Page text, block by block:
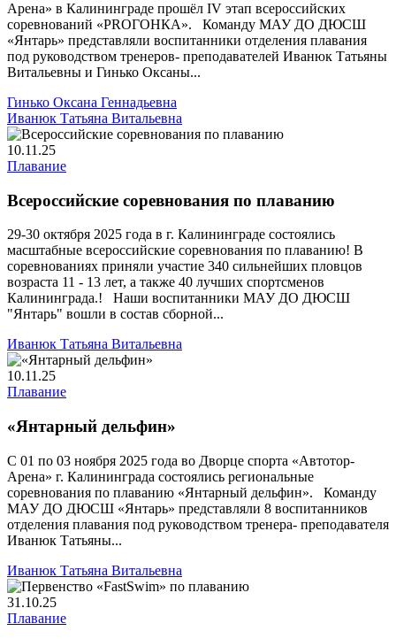
Арена» в Калининграде прошёл IV этап всероссийских
соревнований «PROГОНКА». Команду МАУ ДО ДЮСШ
«Янтарь» представляли воспитанники отделения плавания
под руководством тренеров- преподавателей Иванюк Татьяны
Витальевны и Гинько Оксаны...
Гинько Оксана Геннадьевна
Иванюк Татьяна Витальевна
10.11.25
Плавание
Всероссийские соревнования по плаванию
29-30 октября 2025 года в г. Калининграде состоялись
масштабные всероссийские соревнования по плаванию! В
соревнованиях приняли участие 340 сильнейших пловцов
возраста 11 - 13 лет, а также 40 лучших спортсменов
Калининграда.! Наши воспитанники МАУ ДО ДЮСШ
"Янтарь" вошли в состав сборной...
Иванюк Татьяна Витальевна
10.11.25
Плавание
«Янтарный дельфин»
С 01 по 03 ноября 2025 года во Дворце спорта «Автотор-
Арена» г. Калининграда состоялись региональные
соревнования по плаванию «Янтарный дельфин». Команду
МАУ ДО ДЮСШ «Янтарь» представляли 8 воспитанников
отделения плавания под руководством тренера- преподавателя
Иванюк Татьяны...
Иванюк Татьяна Витальевна
31.10.25
Плавание